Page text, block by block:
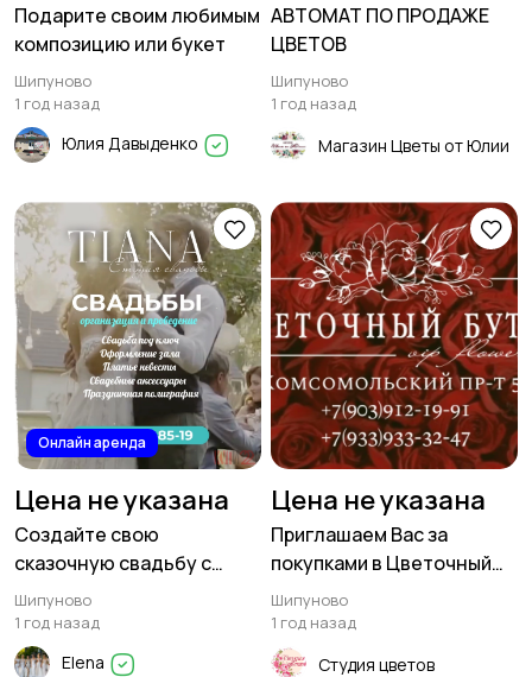
Подарите своим любимым
композицию или букет
Шипуново
1 год назад
Юлия Давыденко
АВТОМАТ ПО ПРОДАЖЕ
ЦВЕТОВ
Шипуново
1 год назад
Магазин Цветы от Юлии
Онлайн аренда
Цена не указана
Создайте свою
сказочную свадьбу с
нами!
Шипуново
1 год назад
Elena
Цена не указана
Приглашаем Вас за
покупками в Цветочный
бутик
Шипуново
1 год назад
Студия цветов